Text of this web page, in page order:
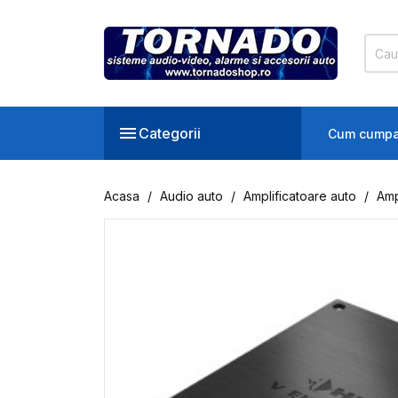
 Categorii Cum
Acasa Audio auto Amplificatoare auto